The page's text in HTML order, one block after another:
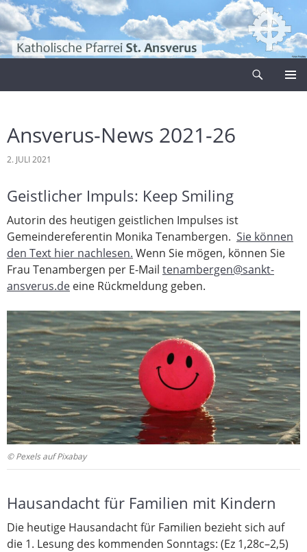
Zum
Inhalt
springen
Ansverus-News 2021-26
2. JULI 2021
Geistlicher Impuls: Keep Smiling
Autorin des heutigen geistlichen Impulses ist
Gemeindereferentin Monika Tenambergen. Sie können
den Text hier nachlesen. Wenn Sie mögen, können Sie
Frau Tenambergen per E-Mail tenambergen@sankt-
ansverus.de eine Rückmeldung geben.
© Pexels auf Pixabay
Hausandacht für Familien mit Kindern
Die heutige Hausandacht für Familien bezieht sich auf
die 1. Lesung des kommenden Sonntags: (Ez 1,28c–2,5)